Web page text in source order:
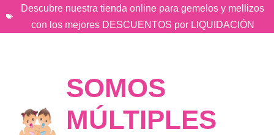
SaltarDescubre nuestra tienda online para gemelos y mellizos
con los mejores DESCUENTOS por LIQUIDACIÓN
SOMOS
MÚLTIPLES